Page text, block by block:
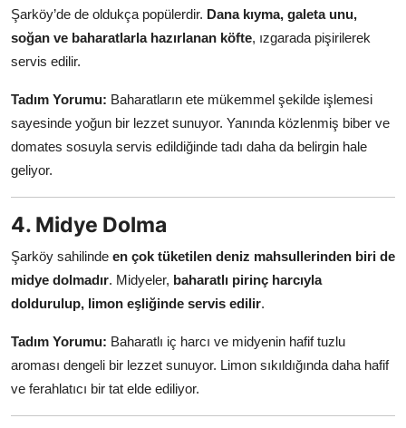
Şarköy’de de oldukça popülerdir. Dana kıyma, galeta unu,
soğan ve baharatlarla hazırlanan köfte, ızgarada pişirilerek
servis edilir.
Tadım Yorumu: Baharatların ete mükemmel şekilde işlemesi
sayesinde yoğun bir lezzet sunuyor. Yanında közlenmiş biber ve
domates sosuyla servis edildiğinde tadı daha da belirgin hale
geliyor.
4. Midye Dolma
Şarköy sahilinde en çok tüketilen deniz mahsullerinden biri de
midye dolmadır. Midyeler, baharatlı pirinç harcıyla
doldurulup, limon eşliğinde servis edilir.
Tadım Yorumu: Baharatlı iç harcı ve midyenin hafif tuzlu
aroması dengeli bir lezzet sunuyor. Limon sıkıldığında daha hafif
ve ferahlatıcı bir tat elde ediliyor.